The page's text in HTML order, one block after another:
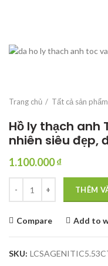
Trang chủ Tất cả sản phẩm
Hồ ly thạch anh
nhiên siêu đẹp,
1.100.000₫
Hồ ly thạch anh Tóc vàng
THÊM
Compare Add to
SKU: